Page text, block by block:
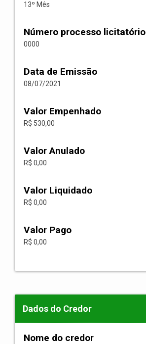
13º Mês
Número processo licitatório
0000
Data de Emissão
08/07/2021
Valor Empenhado
R$ 530,00
Valor Anulado
R$ 0,00
Valor Liquidado
R$ 0,00
Valor Pago
R$ 0,00
Dados do Credor
Nome do credor